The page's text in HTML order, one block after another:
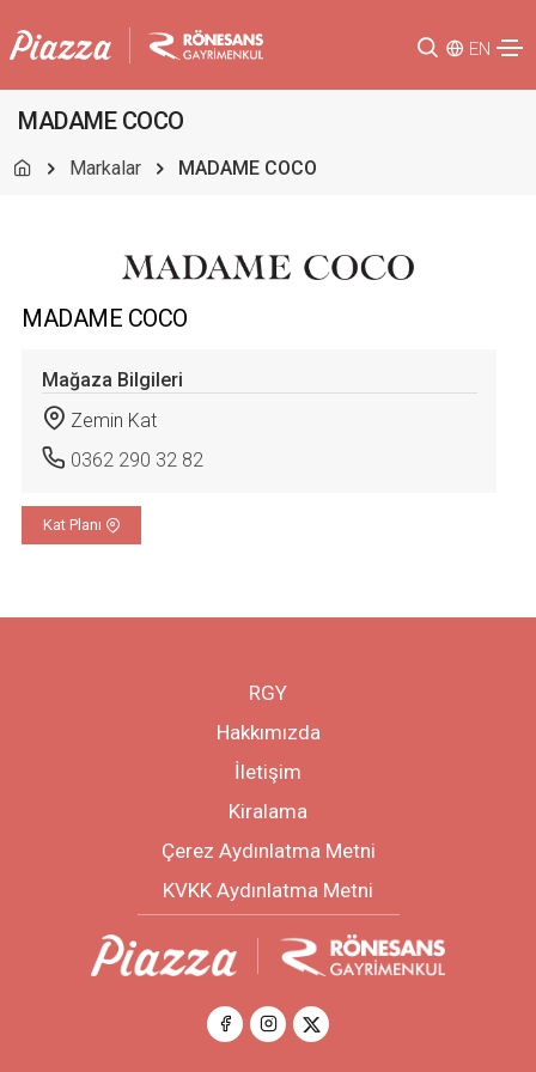
EN
MADAME COCO
Markalar MADAME COCO
MADAME COCO
Mağaza Bilgileri
Zemin Kat
0362 290 32 82
Kat Planı
RGY
Hakkımızda
İletişim
Kiralama
Çerez Aydınlatma Metni
KVKK Aydınlatma Metni